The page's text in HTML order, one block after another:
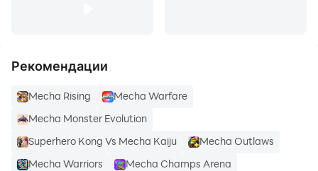
Рекомендации
Mecha Rising
Mecha Warfare
Mecha Monster Evolution
Superhero Kong Vs Mecha Kaiju
Mecha Outlaws
Mecha Warriors
Mecha Champs Arena